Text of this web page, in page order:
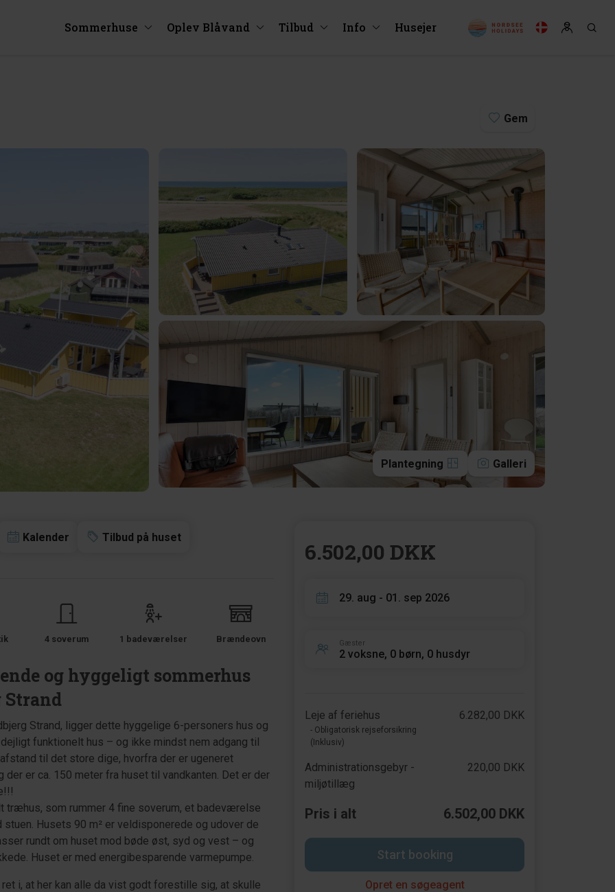
Sommerhuse Oplev Blåvand Tilbud Info Husejer
Gem
Plantegning Galleri
Kalender Tilbud på huset
4 soverum 1 badeværelser Brændeovn
og hyggeligt sommerhus
Strand, ligger dette hyggelige 6-personers hus og
funktionelt hus – og ikke mindst nem adgang til
til det store dige, hvorfra der er ugeneret
er ca. 150 meter fra huset til vandkanten. Det er der
træhus, som rummer 4 fine soverum, et badeværelse
Husets 90 m² er veldisponerede og udover de
rundt om huset mod bøde øst, syd og vest – og
Huset er med energibesparende varmepumpe.
i, at her kan alle da vist godt forestille sig, at skulle
6.502,00 DKK
29. aug - 01. sep 2026
Gæster
2 voksne, 0 børn, 0 husdyr
Leje af feriehus
- Obligatorisk rejseforsikring
(Inklusiv)
6.282,00 DKK
Administrationsgebyr -
miljøtillæg
220,00 DKK
Pris i alt 6.502,00 DKK
Start booking
Opret en søgeagent